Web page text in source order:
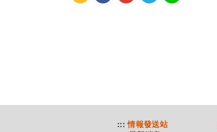
::: 情報發送站